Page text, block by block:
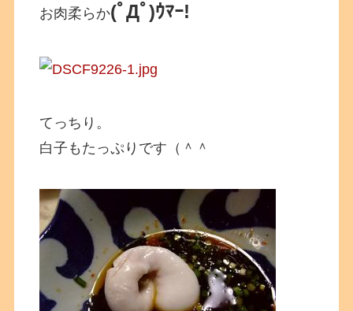
お肉柔らか(ﾟДﾟ)ｳﾏｰ!
てっちり。
白子もたっぷりです（＾＾